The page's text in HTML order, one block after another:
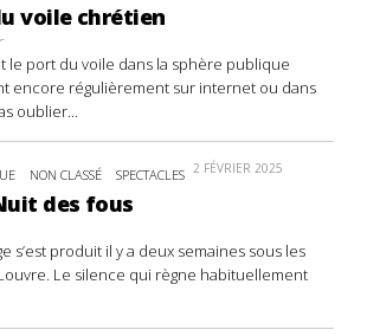
voile chrétien
le port du voile dans la sphère publique
encore régulièrement sur internet ou dans
oublier...
NON CLASSÉ SPECTACLES 2 FÉVRIER 2025
des fous
s’est produit il y a deux semaines sous les
Le silence qui règne habituellement